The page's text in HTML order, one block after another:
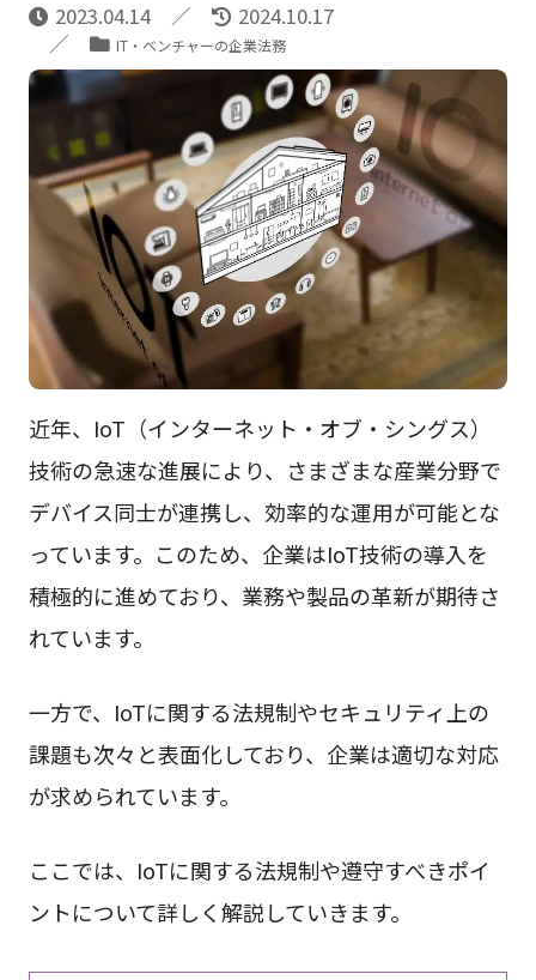
2023.04.14 2024.10.17
IT・ベンチャーの企業法務
近年、IoT（インターネット・オブ・シングス）
技術の急速な進展により、さまざまな産業分野で
デバイス同士が連携し、効率的な運用が可能とな
っています。このため、企業はIoT技術の導入を
積極的に進めており、業務や製品の革新が期待さ
れています。
一方で、IoTに関する法規制やセキュリティ上の
課題も次々と表面化しており、企業は適切な対応
が求められています。
ここでは、IoTに関する法規制や遵守すべきポイ
ントについて詳しく解説していきます。